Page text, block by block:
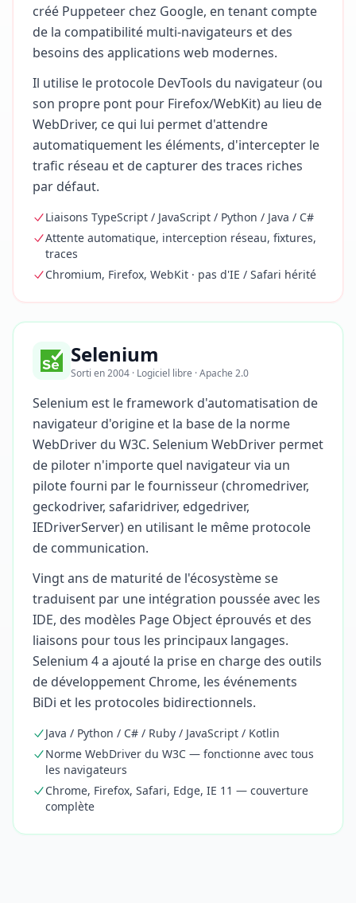
créé Puppeteer chez Google, en tenant compte
de la compatibilité multi-navigateurs et des
besoins des applications web modernes.
Il utilise le protocole DevTools du navigateur (ou
son propre pont pour Firefox/WebKit) au lieu de
WebDriver, ce qui lui permet d'attendre
automatiquement les éléments, d'intercepter le
trafic réseau et de capturer des traces riches
par défaut.
Liaisons TypeScript / JavaScript / Python / Java / C#
Attente automatique, interception réseau, fixtures,
traces
Chromium, Firefox, WebKit · pas d'IE / Safari hérité
Selenium
Sorti en 2004 · Logiciel libre · Apache 2.0
Selenium est le framework d'automatisation de
navigateur d'origine et la base de la norme
WebDriver du W3C. Selenium WebDriver permet
de piloter n'importe quel navigateur via un
pilote fourni par le fournisseur (chromedriver,
geckodriver, safaridriver, edgedriver,
IEDriverServer) en utilisant le même protocole
de communication.
Vingt ans de maturité de l'écosystème se
traduisent par une intégration poussée avec les
IDE, des modèles Page Object éprouvés et des
liaisons pour tous les principaux langages.
Selenium 4 a ajouté la prise en charge des outils
de développement Chrome, les événements
BiDi et les protocoles bidirectionnels.
Java / Python / C# / Ruby / JavaScript / Kotlin
Norme WebDriver du W3C — fonctionne avec tous
les navigateurs
Chrome, Firefox, Safari, Edge, IE 11 — couverture
complète